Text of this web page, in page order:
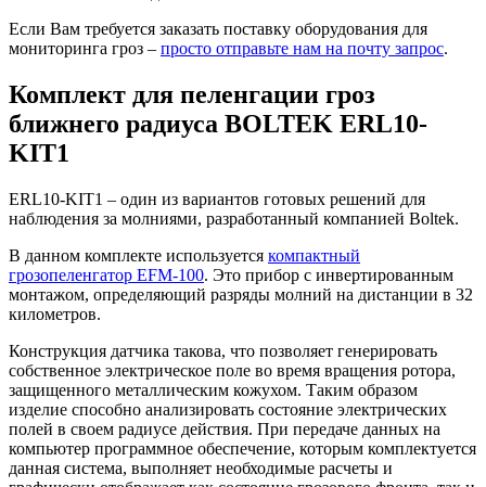
Если Вам требуется заказать поставку оборудования для
мониторинга гроз – просто отправьте нам на почту запрос.
Комплект для пеленгации гроз
ближнего радиуса BOLTEK ERL10-
KIT1
ERL10-KIT1 – один из вариантов готовых решений для
наблюдения за молниями, разработанный компанией Boltek.
В данном комплекте используется компактный
грозопеленгатор EFM-100. Это прибор с инвертированным
монтажом, определяющий разряды молний на дистанции в 32
километров.
Конструкция датчика такова, что позволяет генерировать
собственное электрическое поле во время вращения ротора,
защищенного металлическим кожухом. Таким образом
изделие способно анализировать состояние электрических
полей в своем радиусе действия. При передаче данных на
компьютер программное обеспечение, которым комплектуется
данная система, выполняет необходимые расчеты и